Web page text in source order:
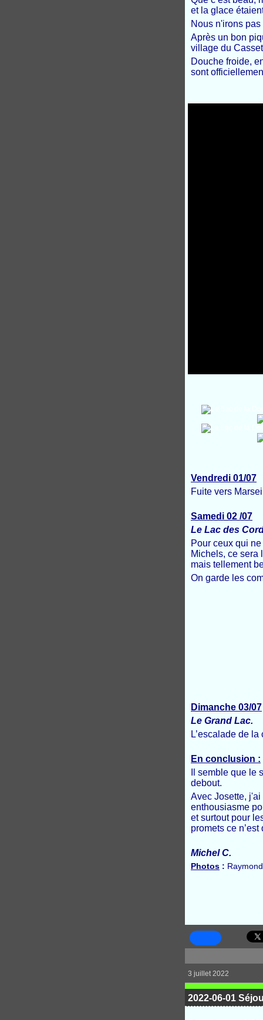
et la glace
Nous n'irons
Après un bon
village du
Douche froide,
sont
Vendredi 01/07
Fuite vers
Samedi 02 /07
Le Lac des
Pour ceux qui
Michels, ce sera
mais tellement
On garde les
Dimanche 03/07
Le Grand Lac.
L’escalade de
En conclusion :
Il semble que
debout.
Avec Josette,
enthousiasme
et surtout pour
promets ce
Michel C.
Photos :
3 juillet 2022
2022-06-01